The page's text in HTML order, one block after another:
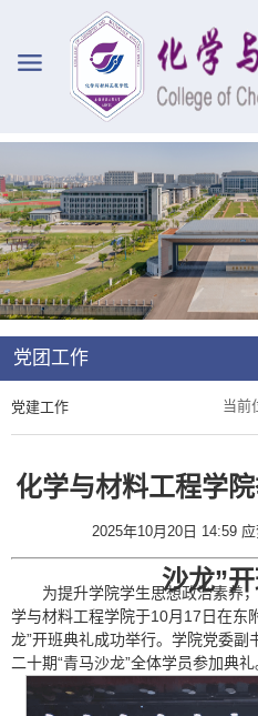
党团工作
当前
党建工作
化学与材料工程学
沙龙”
2025年10月20日 14:59
为提升学院学生思想政治素养
学与材料工程学院于10月17日在东
龙”开班典礼成功举行。学院党委
二十期“青马沙龙”全体学员参加典礼